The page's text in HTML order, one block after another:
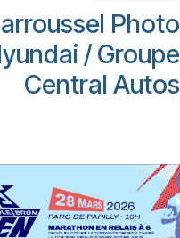
Photo
/ Groupe
Central Autos